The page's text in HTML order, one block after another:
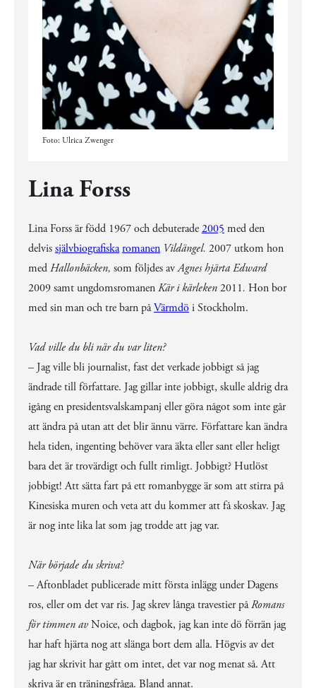
Foto: Ulrica Zwenger
Lina Forss
Lina Forss är född 1967 och debuterade2005 med den
delvissjälvbiografiskaromanen Vildängel. 2007 utkom hon
medHallonbäcken, som följdes avAgnes hjärta Edward
2009 samt ungdomsromanenKär i kärleken2011. Hon bor
med sin man och tre barn påVärmdöi Stockholm.
Vad ville du bli när du var liten?
– Jag ville bli journalist, fast det verkade jobbigt så jag
ändrade till författare. Jag gillar inte jobbigt, skulle aldrig dra
igång en presidentsvalskampanj eller göra något som inte går
att ändra på utan att det blir ännu värre. Författare kan ändra
hela tiden, ingenting behöver vara äkta eller sant eller heligt
bara det är trovärdigt och fullt rimligt. Jobbigt? Hutlöst
jobbigt! Att sätta fart på ett romanbygge är som att stirra på
Kinesiska muren och veta att du kommer att få skoskav. Jag
är nog inte lika lat som jag trodde att jag var.
När började du skriva?
– Aftonbladet publicerade mitt första inlägg under Dagens
ros, eller om det var ris. Jag skrev långa travestier påRomans
för timmen avNoice, och dagbok, jag kan inte dö förrän jag
har haft hjärta nog att slänga bort dem alla. Högvis av det
jag har skrivit har gått om intet, det var nog menat så. Att
skriva är en träningsfråga. Bland annat.